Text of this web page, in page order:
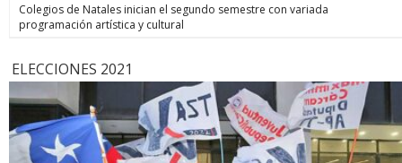
Colegios de Natales inician el segundo semestre con variada
programación artística y cultural
ELECCIONES 2021